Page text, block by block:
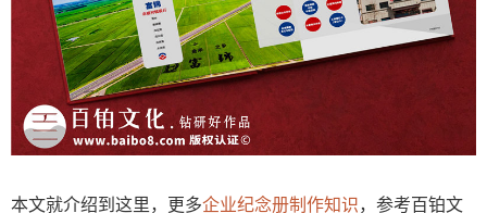
本文就介绍到这里，更多企业纪念册制作知识，参考百铂文